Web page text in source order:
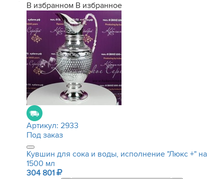
В избранном В избранное
Артикул: 2933
Под заказ
Кувшин для сока и воды, исполнение "Люкс +" на
1500 мл
304 801